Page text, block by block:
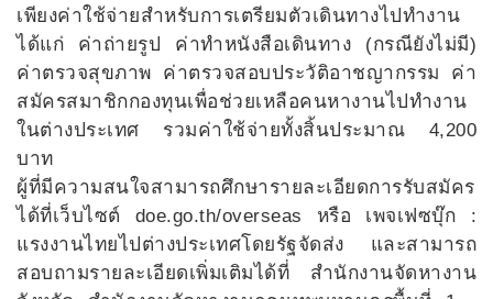
เพียงค่าใช้จ่ายสำหรับการเตรียมตัวเดินทางไปทำงาน
ได้แก่ ค่าถ่ายรูป ค่าทำหนังสือเดินทาง (กรณียังไม่มี)
ค่าตรวจสุขภาพ ค่าตรวจสอบประวัติอาชญากรรม ค่า
สมัครสมาชิกกองทุนเพื่อช่วยเหลือคนหางานไปทำงาน
ในต่างประเทศ รวมค่าใช้จ่ายทั้งสิ้นประมาณ 4,200
บาท
ผู้ที่มีความสนใจสามารถศึกษารายละเอียดการรับสมัคร
ได้ที่เว็บไซต์ doe.go.th/overseas หรือ เพจเฟซบุ๊ก :
แรงงานไทยไปต่างประเทศโดยรัฐจัดส่ง และสามารถ
สอบถามรายละเอียดเพิ่มเติมได้ที่ สำนักงานจัดหางาน